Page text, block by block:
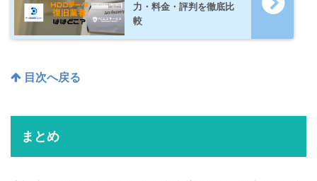
力・料金・評判を徹底比
較
目次へ戻る
まとめ